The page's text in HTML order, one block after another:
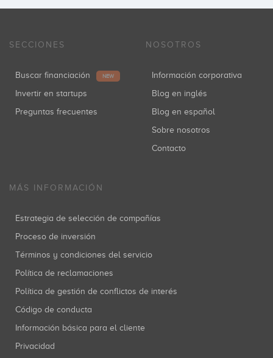
SECCIONES
Buscar financiación NEW
Invertir en startups
Preguntas frecuentes
NOSOTROS
Información corporativa
Blog en inglés
Blog en español
Sobre nosotros
Contacto
MÁS INFORMACIÓN
Estrategia de selección de compañías
Proceso de inversión
Términos y condiciones del servicio
Política de reclamaciones
Política de gestión de conflictos de interés
Código de conducta
Información básica para el cliente
Privacidad